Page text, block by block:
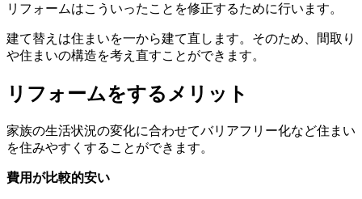
リフォームはこういったことを修正するために行います。
建て替えは住まいを一から建て直します。そのため、間取り
や住まいの構造を考え直すことができます。
リフォームをするメリット
家族の生活状況の変化に合わせてバリアフリー化など住まい
を住みやすくすることができます。
費用が比較的安い